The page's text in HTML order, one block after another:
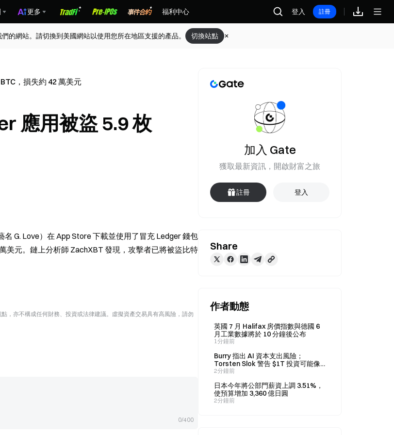
更多 福利中心 登入 註冊
的網站。請切換到美國網站以使用您所在地區支援的產品。 切換站點
，損失約 42 萬美元
應用被盜 5.9 枚
G. Love）在 App Store 下載並使用了冒充 Ledger 錢包
美元。鏈上分析師 ZachXBT 發現，攻擊者已將被盜比特
，亦不構成任何財務、投資或法律建議。虛擬資產交易具有高風險，請勿
0/400
加入 Gate
獲取最新資訊，開啟財富之旅
註冊 登入
Share
作者動態
英國 7 月 Halifax 房價指數與德國 6
月工業數據將於 10 分鐘後公布
1分鐘前
Burry 指出 AI 資本支出風險；
Torsten Slok 警告 $1T 投資可能像
2008 年房市一樣瓦解
2分鐘前
日本今年將公部門薪資上調 3.51%，
使預算增加 3,360 億日圓
2分鐘前